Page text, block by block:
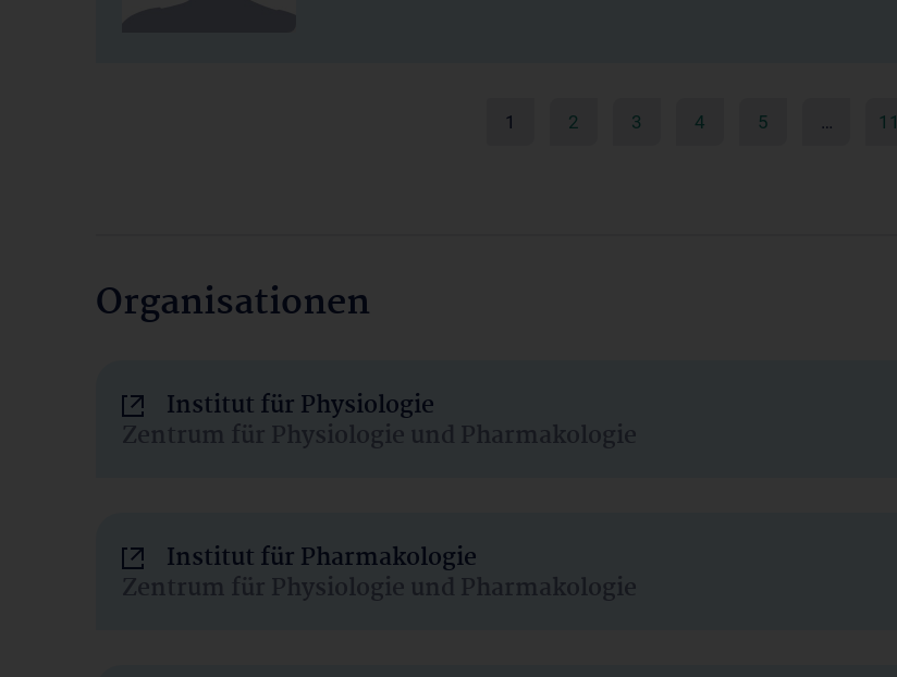
1 2 3 4 5 … 11
Organisationen
Institut für Physiologie
Zentrum für Physiologie und Pharmakologie
Institut für Pharmakologie
Zentrum für Physiologie und Pharmakologie